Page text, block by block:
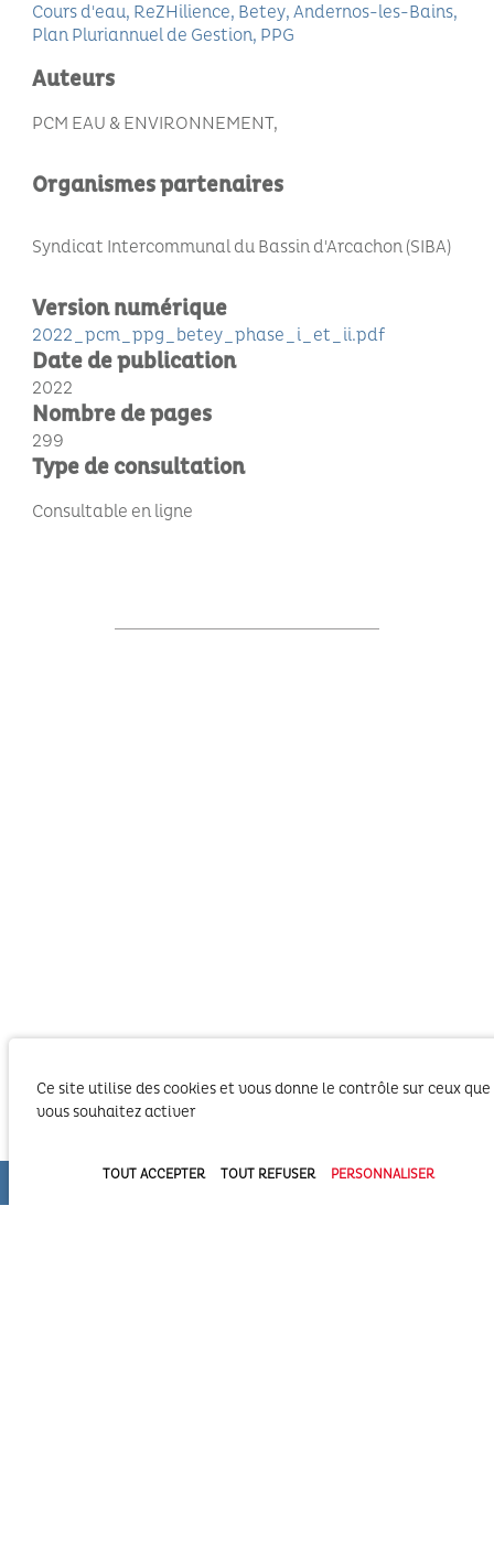
Cours d'eau ReZHilience Betey Andernos-les-Bains
Plan Pluriannuel de Gestion PPG
Auteurs
PCM EAU & ENVIRONNEMENT
Organismes partenaires
Syndicat Intercommunal du Bassin d'Arcachon (SIBA)
Version numérique
2022_pcm_ppg_betey_phase_i_et_ii.pdf
Date de publication
2022
Nombre de pages
299
Type de consultation
Consultable en ligne
d’Arcachon exerce les activités liées à ses
compétences statutaires sur le territoire des 2
ses compétences statutaires à l’intérieur du
Ce site utilise des cookies et vous donne le contrôle sur ceux que
vous souhaitez activer
TOUT ACCEPTER TOUT REFUSER PERSONNALISER